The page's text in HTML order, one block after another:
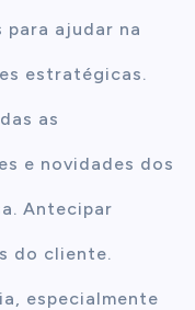
para ajudar na
estratégicas.
as
e novidades dos
Antecipar
do cliente.
especialmente